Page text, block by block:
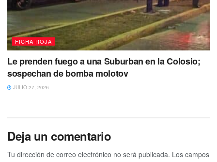
FICHA ROJA
Le prenden fuego a una Suburban en la Colosio;
sospechan de bomba molotov
JULIO 27, 2026
Deja un comentario
Tu dirección de correo electrónico no será publicada. Los campos